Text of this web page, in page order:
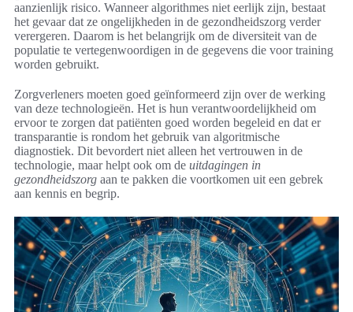
aanzienlijk risico. Wanneer algorithmes niet eerlijk zijn, bestaat
het gevaar dat ze ongelijkheden in de gezondheidszorg verder
verergeren. Daarom is het belangrijk om de diversiteit van de
populatie te vertegenwoordigen in de gegevens die voor training
worden gebruikt.
Zorgverleners moeten goed geïnformeerd zijn over de werking
van deze technologieën. Het is hun verantwoordelijkheid om
ervoor te zorgen dat patiënten goed worden begeleid en dat er
transparantie is rondom het gebruik van algoritmische
diagnostiek. Dit bevordert niet alleen het vertrouwen in de
technologie, maar helpt ook om de uitdagingen in
gezondheidszorg aan te pakken die voortkomen uit een gebrek
aan kennis en begrip.